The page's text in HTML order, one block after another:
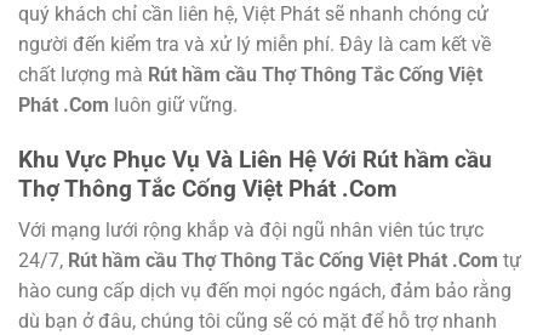
quý khách chỉ cần liên hệ, Việt Phát sẽ nhanh chóng cử
người đến kiểm tra và xử lý miễn phí. Đây là cam kết về
chất lượng mà Rút hầm cầu Thợ Thông Tắc Cống Việt
Phát .Com luôn giữ vững.
Khu Vực Phục Vụ Và Liên Hệ Với Rút hầm cầu
Thợ Thông Tắc Cống Việt Phát .Com
Với mạng lưới rộng khắp và đội ngũ nhân viên túc trực
24/7, Rút hầm cầu Thợ Thông Tắc Cống Việt Phát .Com tự
hào cung cấp dịch vụ đến mọi ngóc ngách, đảm bảo rằng
dù bạn ở đâu, chúng tôi cũng sẽ có mặt để hỗ trợ nhanh